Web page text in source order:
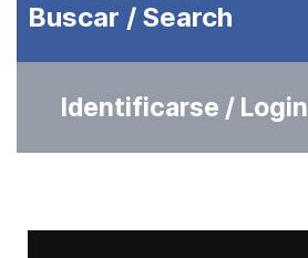
Buscar / Search
Identificarse / Login